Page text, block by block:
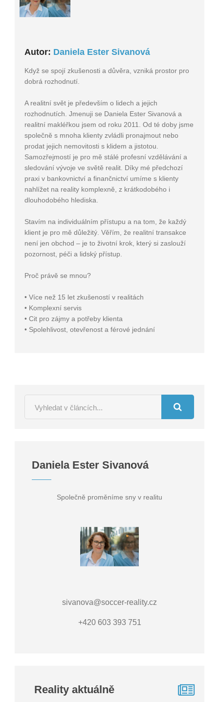
Autor: Daniela Ester Sivanová
Když se spojí zkušenosti a důvěra, vzniká prostor pro
dobrá rozhodnutí.
A realitní svět je především o lidech a jejich
rozhodnutích. Jmenuji se Daniela Ester Sivanová a
realitní makléřkou jsem od roku 2011. Od té doby jsme
společně s mnoha klienty zvládli pronajmout nebo
prodat jejich nemovitosti s klidem a jistotou.
Samozřejmostí je pro mě stálé profesní vzdělávání a
sledování vývoje ve světě realit. Díky mé předchozí
praxi v bankovnictví a finančnictví umíme s klienty
nahlížet na reality komplexně, z krátkodobého i
dlouhodobého hlediska.
Stavím na individuálním přístupu a na tom, že každý
klient je pro mě důležitý. Věřím, že realitní transakce
není jen obchod – je to životní krok, který si zaslouží
pozornost, péči a lidský přístup.
Proč právě se mnou?
• Více než 15 let zkušeností v realitách
• Komplexní servis
• Cit pro zájmy a potřeby klienta
• Spolehlivost, otevřenost a férové jednání
Daniela Ester Sivanová
Společně proměníme sny v realitu
sivanova@soccer-reality.cz
+420 603 393 751
Reality aktuálně